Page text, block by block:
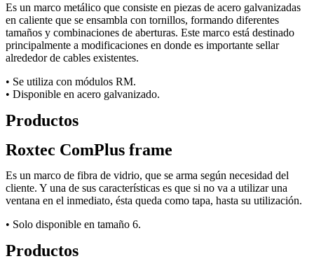
Es un marco metálico que consiste en piezas de acero galvanizadas
en caliente que se ensambla con tornillos, formando diferentes
tamaños y combinaciones de aberturas. Este marco está destinado
principalmente a modificaciones en donde es importante sellar
alrededor de cables existentes.
• Se utiliza con módulos RM.
• Disponible en acero galvanizado.
Productos
Roxtec ComPlus frame
Es un marco de fibra de vidrio, que se arma según necesidad del
cliente. Y una de sus características es que si no va a utilizar una
ventana en el inmediato, ésta queda como tapa, hasta su utilización.
• Solo disponible en tamaño 6.
Productos